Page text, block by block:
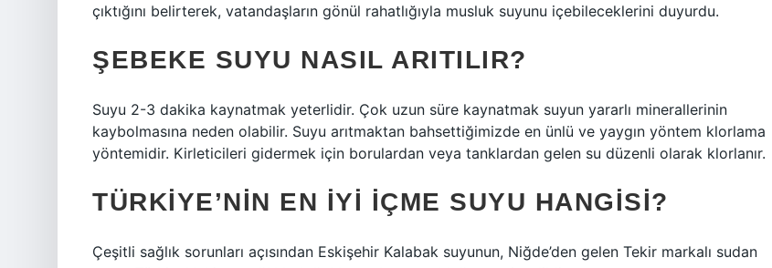
çıktığını belirterek, vatandaşların gönül rahatlığıyla musluk suyunu içebileceklerini duyurdu.
ŞEBEKE SUYU NASIL ARITILIR?
Suyu 2-3 dakika kaynatmak yeterlidir. Çok uzun süre kaynatmak suyun yararlı minerallerinin
kaybolmasına neden olabilir. Suyu arıtmaktan bahsettiğimizde en ünlü ve yaygın yöntem klorlama
yöntemidir. Kirleticileri gidermek için borulardan veya tanklardan gelen su düzenli olarak klorlanır.
TÜRKIYE’NIN EN IYI IÇME SUYU HANGISI?
Çeşitli sağlık sorunları açısından Eskişehir Kalabak suyunun, Niğde’den gelen Tekir markalı sudan